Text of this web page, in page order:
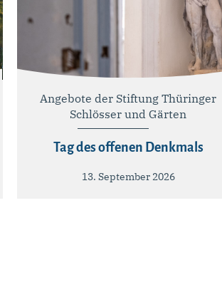
Angebote der Stiftung Thüringer
Schlösser und Gärten
Tag des offenen Denkmals
13. September 2026